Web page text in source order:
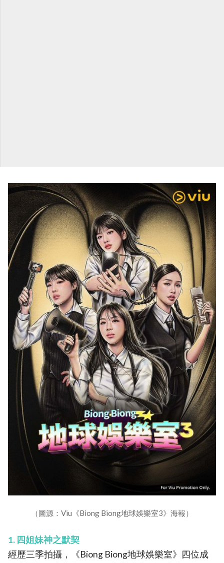
（圖源：Viu《Biong Biong地球娛樂室3》海報）
1. 四姐妹神之默契
經歷三季拍攝，《Biong Biong地球娛樂室》四位成